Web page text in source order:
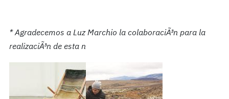
* Agradecemos a Luz Marchio la colaboraciÃ³n para la
realizaciÃ³n de esta n